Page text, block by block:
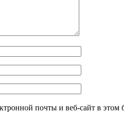
почты и веб-сайт в этом